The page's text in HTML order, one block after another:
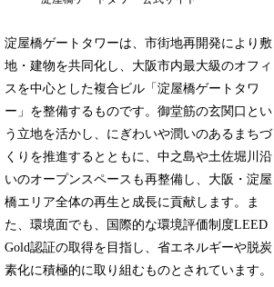
淀屋橋ゲートタワーは、市街地再開発により敷
地・建物を共同化し、大阪市内最大級のオフィ
スを中心とした複合ビル「淀屋橋ゲートタワ
ー」を整備するものです。御堂筋の玄関口とい
う立地を活かし、にぎわいや潤いのあるまちづ
くりを推進するとともに、中之島や土佐堀川沿
いのオープンスペースも再整備し、大阪・淀屋
橋エリア全体の再生と成長に貢献します。ま
た、環境面でも、国際的な環境評価制度LEED
Gold認証の取得を目指し、省エネルギーや脱炭
素化に積極的に取り組むものとされています。